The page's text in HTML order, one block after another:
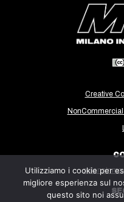
Creative
Utilizziamo i cookie per
migliore esperienza sul
questo sito noi